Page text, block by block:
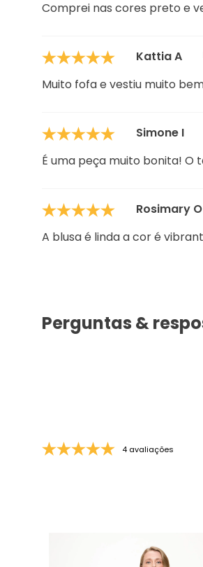
Comprei nas cores preto e
Kattia A
Muito fofa e vestiu muito
Simone I
É uma peça muito bonita! O
Rosimary O
A blusa é linda a cor é
Perguntas &
4 avaliações